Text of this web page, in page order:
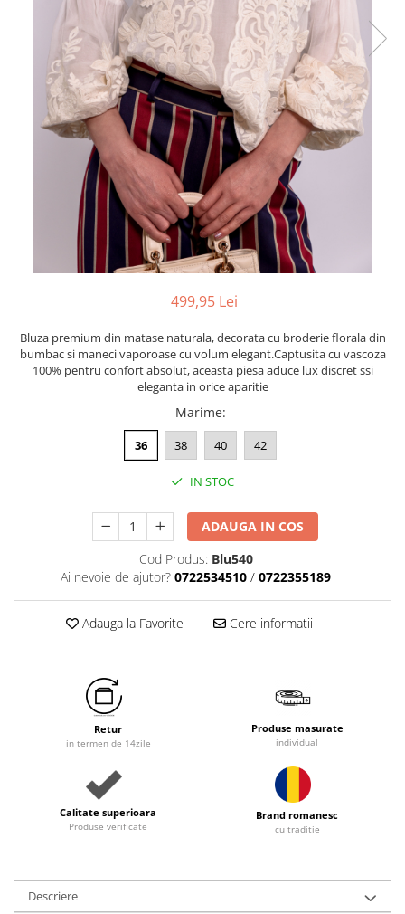
499,95 Lei
Bluza premium din matase naturala, decorata cu broderie florala din
bumbac si maneci vaporoase cu volum elegant.Captusita cu vascoza
100% pentru confort absolut, aceasta piesa aduce lux discret ssi
eleganta in orice aparitie
Marime:
36 38 40 42
IN STOC
ADAUGA IN COS
Cod Produs: Blu540
Ai nevoie de ajutor? 0722534510 / 0722355189
Adauga la Favorite Cere informatii
Retur
in termen de 14zile
Produse masurate
individual
Calitate superioara
Produse verificate
Brand romanesc
cu traditie
Descriere